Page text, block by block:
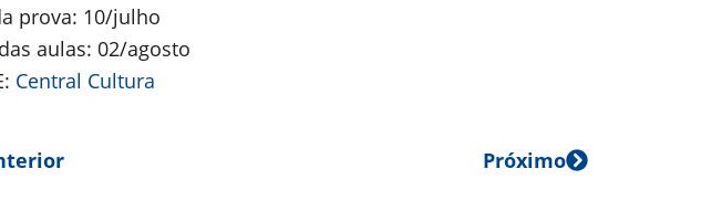
prova: 10/julho
aulas: 02/agosto
Central Cultura
Próximo